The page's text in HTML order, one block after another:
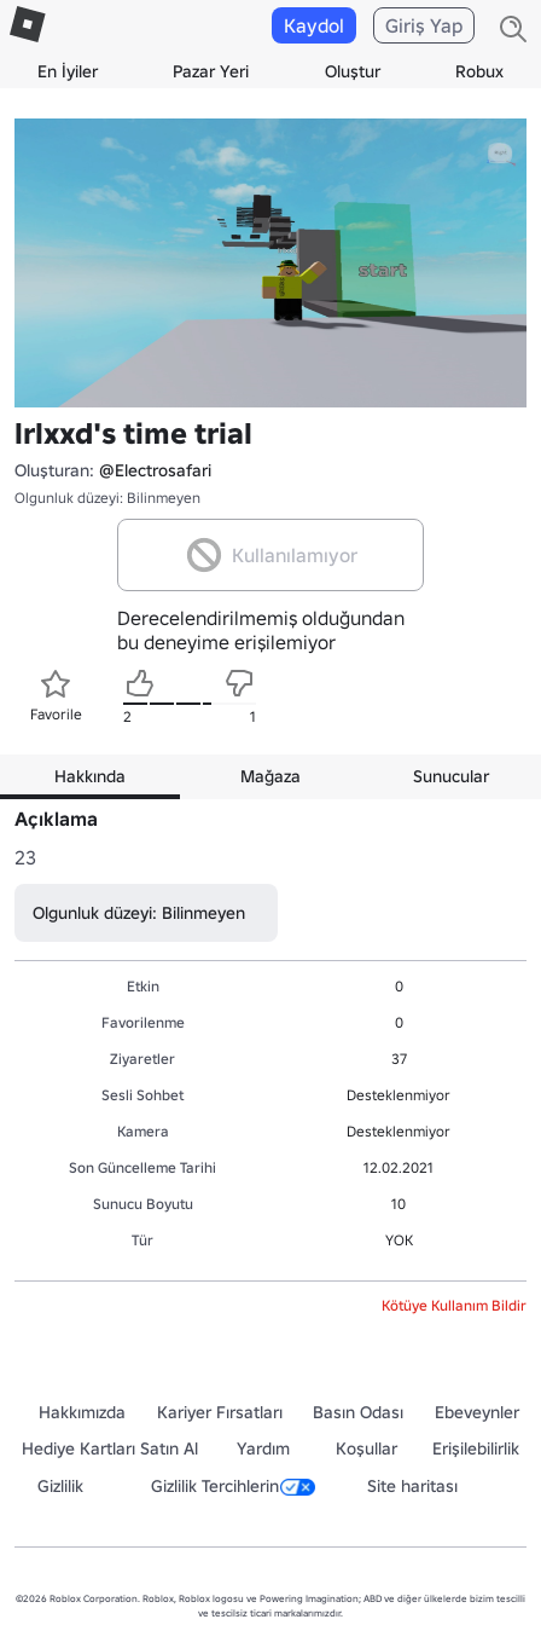
En İyiler Pazar Yeri Oluştur Robux
Kaydol Giriş Yap
lrlxxd's time trial
Oluşturan: @Electrosafari
Olgunluk düzeyi: Bilinmeyen
Kullanılamıyor
Derecelendirilmemiş olduğundan
bu deneyime erişilemiyor
Favorile 2 1
Hakkında Mağaza Sunucular
Açıklama
23
Olgunluk düzeyi: Bilinmeyen
Etkin
0
Favorilenme
0
Ziyaretler
37
Sesli Sohbet
Desteklenmiyor
Kamera
Desteklenmiyor
Son Güncelleme Tarihi
12.02.2021
Sunucu Boyutu
10
Tür
YOK
Kötüye Kullanım Bildir
Hakkımızda Kariyer Fırsatları Basın Odası
Ebeveynler
Hediye Kartları Satın Al
Yardım Koşullar
Erişilebilirlik
Gizlilik
Gizlilik Tercihlerin Site haritası
©2026 Roblox Corporation. Roblox, Roblox logosu ve Powering Imagination; ABD ve diğer ülkelerde bizim tescilli
ve tescilsiz ticari markalarımızdır.